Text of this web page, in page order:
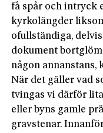
få spår och intryck
kyrkolängder
ofullständiga,
dokument
någon annanstans,
När det gäller vad
tvingas vi därför
eller byns gamle
gravstenar.